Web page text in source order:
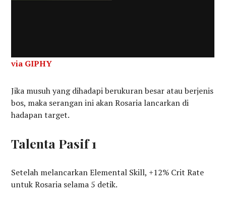
via GIPHY
Jika musuh yang dihadapi berukuran besar atau berjenis
bos, maka serangan ini akan Rosaria lancarkan di
hadapan target.
Talenta Pasif 1
Setelah melancarkan Elemental Skill, +12% Crit Rate
untuk Rosaria selama 5 detik.